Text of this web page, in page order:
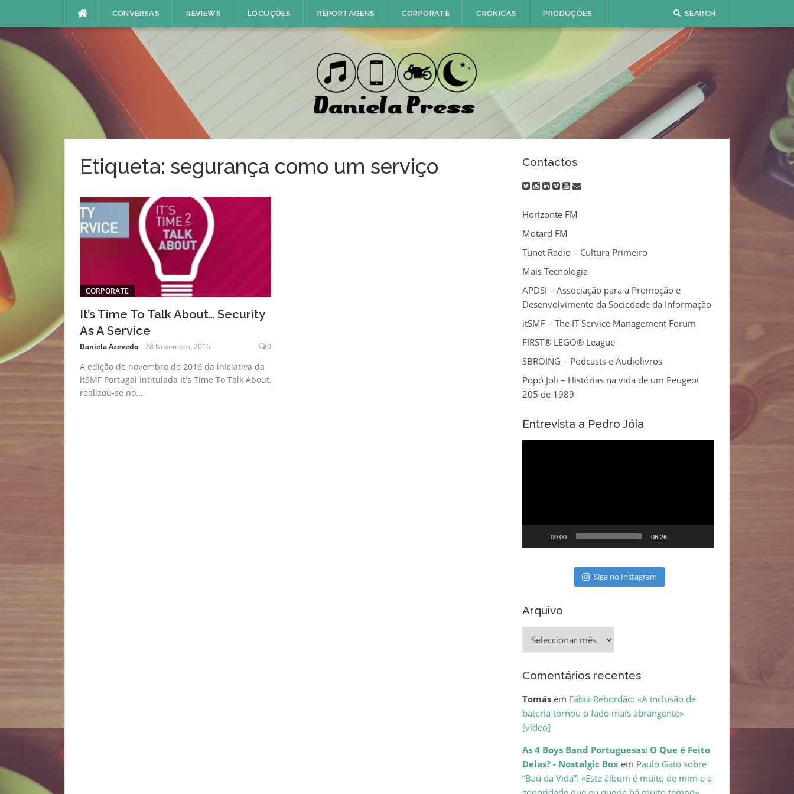
CONVERSAS REVIEWS LOCUÇÕES REPORTAGENS CORPORATE CRÓNICAS PRODUÇÕES SEARCH
Etiqueta: segurança como um serviço
CORPORATE
It’s Time To Talk About… Security
As A Service
Daniela Azevedo 28 Novembro, 2016 0
A edição de novembro de 2016 da iniciativa da
itSMF Portugal intitulada It's Time To Talk About,
realizou-se no...
Contactos
twitter
instagram
linkedin
vimeoyoutube
email
Horizonte FM
Motard FM
Tunet Radio – Cultura Primeiro
Mais Tecnologia
APDSI – Associação para a Promoção e
Desenvolvimento da Sociedade da Informação
itSMF – The IT Service Management Forum
FIRST® LEGO® League
SBROING – Podcasts e Audiolivros
Popó Joli – Histórias na vida de um Peugeot
205 de 1989
Entrevista a Pedro Jóia
00:00 06:26
Siga no Instagram
Arquivo
Comentários recentes
Tomásem Fábia Rebordão: «A inclusão de
bateria tornou o fado mais abrangente»
[vídeo]
As 4 Boys Band Portuguesas: O Que é Feito
Delas? - Nostalgic Boxem Paulo Gato sobre
“Baú da Vida”: «Este álbum é muito de mim e a